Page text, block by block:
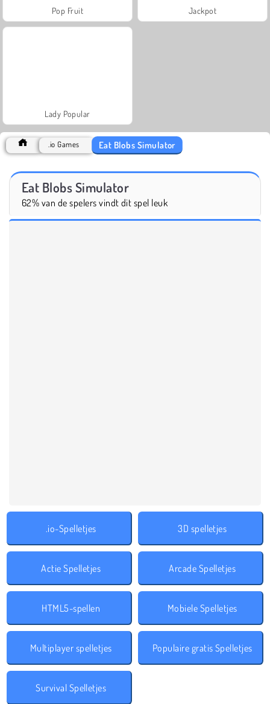
Pop Fruit Jackpot
Lady Popular
.io Games Eat Blobs Simulator
Eat Blobs Simulator
62% van de spelers vindt dit spel leuk
.io-Spelletjes 3D spelletjes
Actie Spelletjes Arcade Spelletjes
HTML5-spellen Mobiele Spelletjes
Multiplayer spelletjes Populaire gratis Spelletjes
Survival Spelletjes